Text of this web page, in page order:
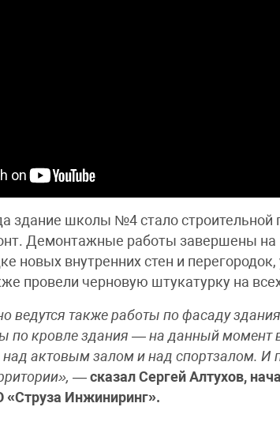
здание школы №4 стало
Демонтажные работы завершены на
новых внутренних стен и
провели черновую штукатурку на
ведутся также работы по фасаду
по кровле здания — на данный момент
над актовым залом и над спортзалом. И
—сказал Сергей Алтухов,
Инжиниринг».